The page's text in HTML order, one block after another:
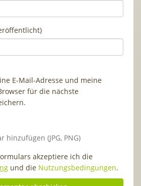
E-Mail-Adresse und meine
für die nächste
hinzufügen (JPG, PNG)
akzeptiere ich die
und die Nutzungsbedingungen.